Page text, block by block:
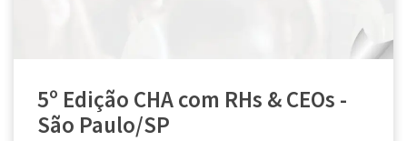
5º Edição CHA com RHs & CEOs -
São Paulo/SP